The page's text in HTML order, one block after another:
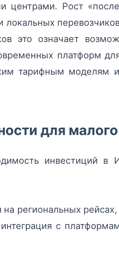
центрами. Рост
локальных
это означает
платформ
тарифным моделям
для малого
инвестиций
на региональных
с